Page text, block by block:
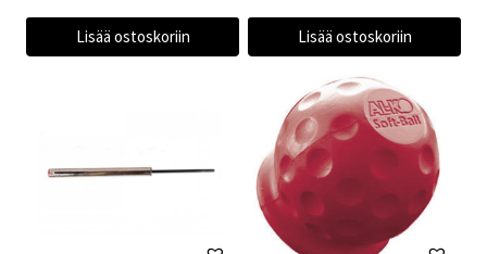
Lisää ostoskoriin Lisää ostoskoriin